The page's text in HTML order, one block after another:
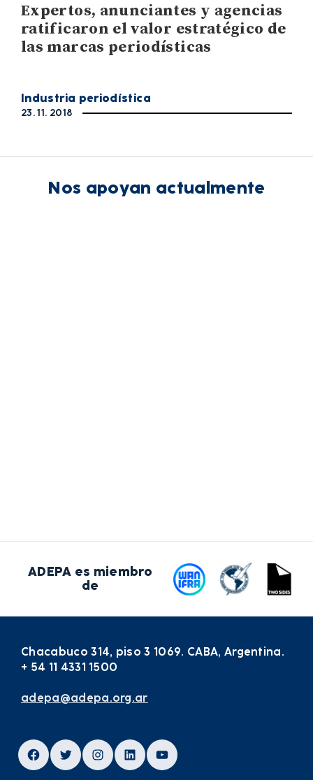
Expertos, anunciantes y agencias
ratificaron el valor estratégico de
las marcas periodísticas
Industria periodística
23. 11. 2018
Nos apoyan actualmente
ADEPA es miembro
de
Chacabuco 314, piso 3 1069. CABA, Argentina.
+ 54 11 4331 1500
adepa@adepa.org.ar
Facebook
TwitterInstagram
LinkedInYouTube